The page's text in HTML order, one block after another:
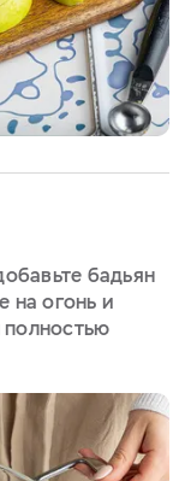
бадьян
на огонь и